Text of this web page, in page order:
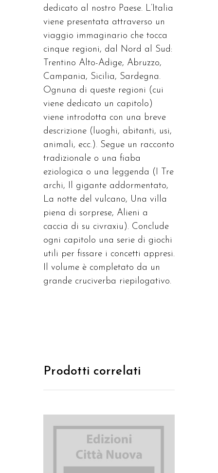
dedicato al nostro Paese. L’Italia
viene presentata attraverso un
viaggio immaginario che tocca
cinque regioni, dal Nord al Sud:
Trentino Alto-Adige, Abruzzo,
Campania, Sicilia, Sardegna.
Ognuna di queste regioni (cui
viene dedicato un capitolo)
viene introdotta con una breve
descrizione (luoghi, abitanti, usi,
animali, ecc.). Segue un racconto
tradizionale o una fiaba
eziologica o una leggenda (I Tre
archi, Il gigante addormentato,
La notte del vulcano, Una villa
piena di sorprese, Alieni a
caccia di su civraxiu). Conclude
ogni capitolo una serie di giochi
utili per fissare i concetti appresi.
Il volume è completato da un
grande cruciverba riepilogativo.
Prodotti correlati